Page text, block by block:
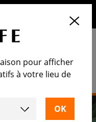
pour afficher
à votre lieu de